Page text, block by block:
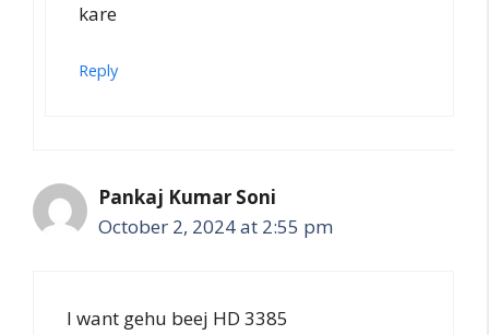
kare
Reply
Pankaj Kumar Soni
October 2, 2024 at 2:55 pm
I want gehu beej HD 3385